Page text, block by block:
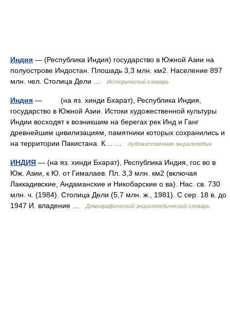
Индия — (Республика Индия) государство в Южной Азии на
полуострове Индостан. Плошадь 3,3 млн. км2. Население 897
млн. чел. Столица Дели …
Исторический словарь
Индия — (на яз. хинди Бхарат), Республика Индия,
государство в Южной Азии. Истоки художественной культуры
Индии восходят к возникшим на берегах рек Инд и Ганг
древнейшим цивилизациям, памятники которых сохранились и
на территории Пакистана. К… …
Художественная энциклопедия
ИНДИЯ — (на яз. хинди Бхарат), Республика Индия, гос во в
Юж. Азии, к Ю. от Гималаев. Пл. 3,3 млн. км2 (включая
Лаккадивские, Андаманские и Никобарские о ва). Нас. св. 730
млн. ч. (1984). Столица Дели (5,7 млн. ж., 1981). С сер. 18 в. до
1947 И. владение …
Демографический энциклопедический словарь